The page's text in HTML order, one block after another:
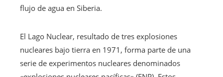
flujo de agua en Siberia.
El Lago Nuclear, resultado de tres explosiones
nucleares bajo tierra en 1971, forma parte de una
serie de experimentos nucleares denominados